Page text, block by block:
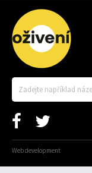
Web development